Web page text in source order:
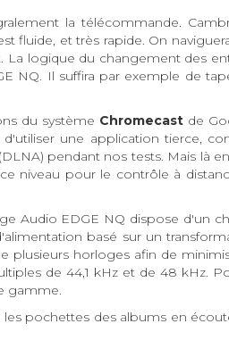
la télécommande.
fluide, et très rapide. On
La logique du changement des
NQ. Il suffira par exemple de
du système Chromecast de
une application tierce,
pendant nos tests. Mais là
niveau pour le contrôle à
Audio EDGE NQ dispose d'un
basé sur un
plusieurs horloges afin de
de 44,1 kHz et de 48 kHz.
gamme.
pochettes des albums en